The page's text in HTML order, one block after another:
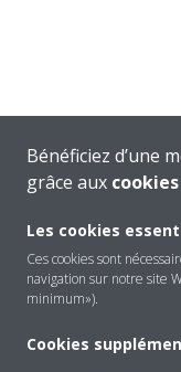
Bénéficiez d’une
grâce aux cookies
Les cookies
Ces cookies sont
navigation sur notre site
minimum»).
Cookies